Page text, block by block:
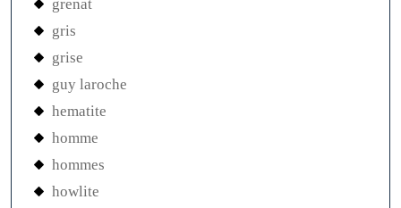
grenat
gris
grise
guy laroche
hematite
homme
hommes
howlite